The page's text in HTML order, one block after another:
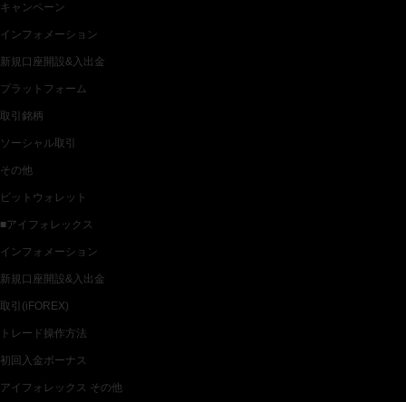
キャンペーン
インフォメーション
新規口座開設&入出金
プラットフォーム
取引銘柄
ソーシャル取引
その他
ビットウォレット
■アイフォレックス
インフォメーション
新規口座開設&入出金
取引(iFOREX)
トレード操作方法
初回入金ボーナス
アイフォレックス その他